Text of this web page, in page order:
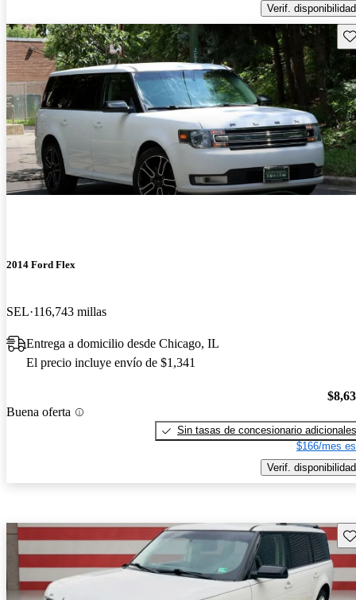
Verif. disponibilidad
2014 Ford Flex
SEL 116,743 millas
Entrega a domicilio desde Chicago, IL
El precio incluye envío de $1,341
Buena oferta
Sin tasas de concesionario adicionales
$166/mes
Verif. disponibilidad